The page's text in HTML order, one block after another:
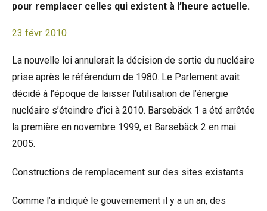
pour remplacer celles qui existent à l’heure actuelle.
23 févr. 2010
La nouvelle loi annulerait la décision de sortie du nucléaire
prise après le référendum de 1980. Le Parlement avait
décidé à l’époque de laisser l’utilisation de l’énergie
nucléaire s’éteindre d’ici à 2010. Barsebäck 1 a été arrêtée
la première en novembre 1999, et Barsebäck 2 en mai
2005.
Constructions de remplacement sur des sites existants
Comme l’a indiqué le gouvernement il y a un an, des